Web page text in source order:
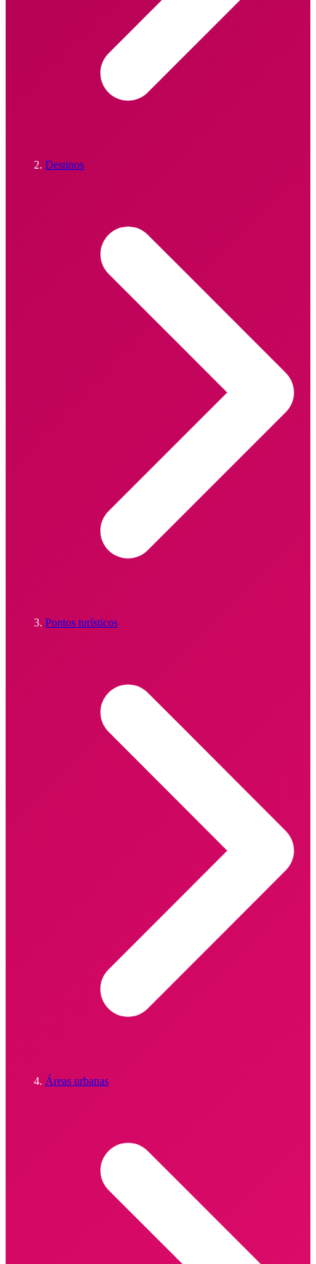
Destinos
Pontos turísticos
Áreas urbanas